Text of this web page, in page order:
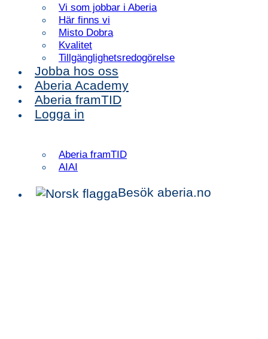
Vi som jobbar i Aberia
Här finns vi
Misto Dobra
Kvalitet
Tillgänglighetsredogörelse
Jobba hos oss
Aberia Academy
Aberia framTID
Logga in
Aberia framTID
AIAI
Besök aberia.no